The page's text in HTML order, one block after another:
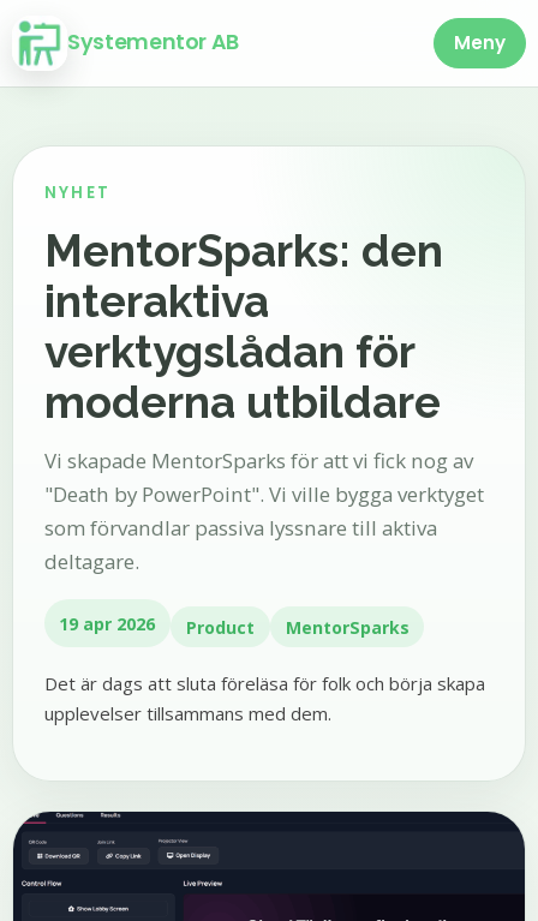
Systementor AB Meny
NYHET
MentorSparks: den
interaktiva
verktygslådan för
moderna utbildare
Vi skapade MentorSparks för att vi fick nog av
"Death by PowerPoint". Vi ville bygga verktyget
som förvandlar passiva lyssnare till aktiva
deltagare.
19 apr 2026 Product MentorSparks
Det är dags att sluta föreläsa för folk och börja skapa
upplevelser tillsammans med dem.